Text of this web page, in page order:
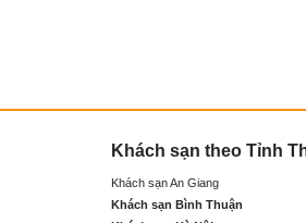
Khách sạn theo Tỉnh
Khách sạn An Giang
Khách sạn Bình Thuận